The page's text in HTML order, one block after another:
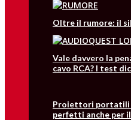
Oltre il rumore: il
Vale davvero la
cavo RCA? I test
Proiettori portatili
perfetti anche per